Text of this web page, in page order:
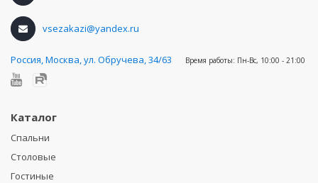
vsezakazi@yandex.ru
Россия,Москва, ул. Обручева, 34/63 Время работы: Пн-Вс, 10:00 - 21:00
Каталог
Спальни
Столовые
Гостиные